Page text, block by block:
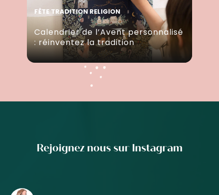
FÊTE TRADITION RELIGION
Calendrier de l’Avent personnalisé
: réinventez la tradition
Rejoignez nous sur Instagram